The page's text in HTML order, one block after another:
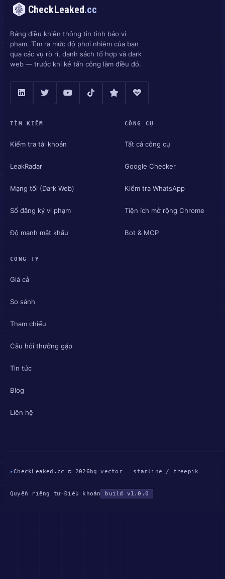
CheckLeaked.cc
Bảng điều khiển thông tin tình báo vi
phạm. Tìm ra mức độ phơi nhiễm của bạn
qua các vụ rò rỉ, danh sách tổ hợp và dark
web — trước khi kẻ tấn công làm điều đó.
TÌM KIẾM
Kiểm tra tài khoản
LeakRadar
Mạng tối (Dark Web)
Sổ đăng ký vi phạm
Độ mạnh mật khẩu
CÔNG CỤ
Tất cả công cụ
Google Checker
Kiểm tra WhatsApp
Tiện ích mở rộng Chrome
Bot & MCP
CÔNG TY
Giá cả
So sánh
Tham chiếu
Câu hỏi thường gặp
Tin tức
Blog
Liên hệ
▸CheckLeaked.cc © 2026 bg vector — starline / freepik
Quyền riêng tư ·Điều khoản build v1.0.0